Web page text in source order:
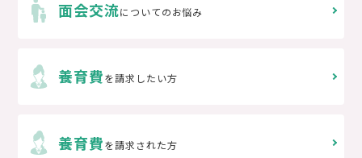
面会交流についてのお悩み
養育費を請求したい方
養育費を請求された方